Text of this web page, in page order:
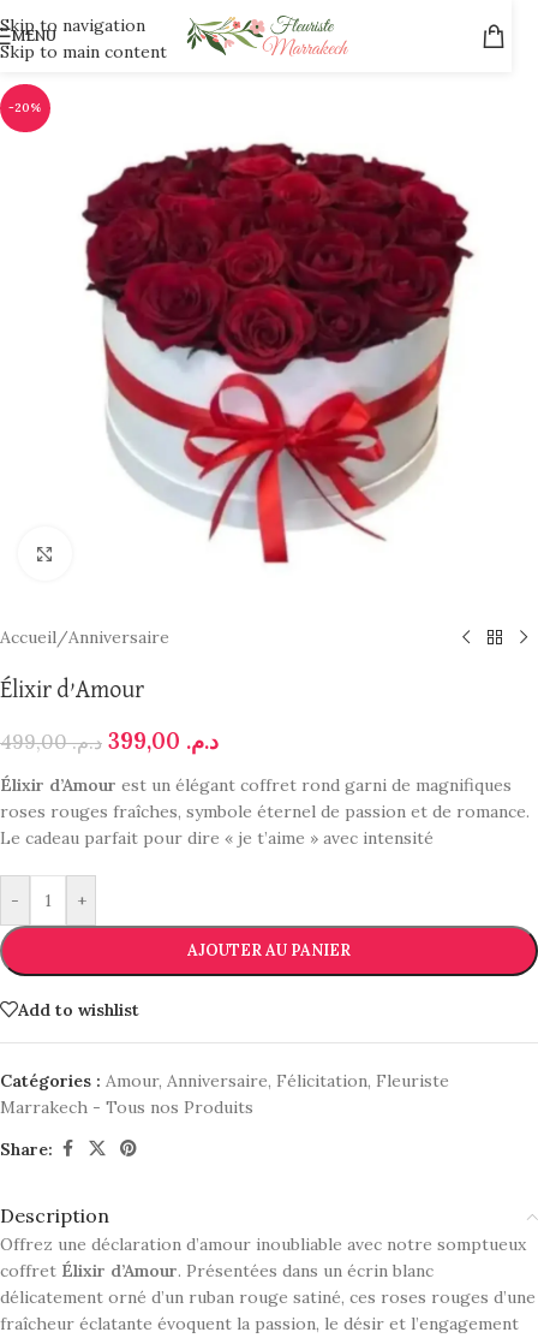
Skip to navigation
Skip to main content
MENU
-20%
Accueil/Anniversaire
Élixir d’Amour
د.م.499,00 د.م.
Élixir d’Amour est un élégant coffret rond garni de magnifiques
roses rouges fraîches, symbole éternel de passion et de romance.
Le cadeau parfait pour dire « je t’aime » avec intensité
- +
AJOUTER AU PANIER
Add to wishlist
Catégories : Amour, Anniversaire, Félicitation, Fleuriste
Marrakech - Tous nos Produits
Share:
Description
Offrez une déclaration d’amour inoubliable avec notre somptueux
coffret Élixir d’Amour. Présentées dans un écrin blanc
délicatement orné d’un ruban rouge satiné, ces roses rouges d’une
fraîcheur éclatante évoquent la passion, le désir et l’engagement